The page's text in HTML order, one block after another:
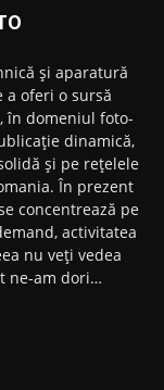
și aparatură
oferi o sursă
în domeniul foto-
dinamică,
și pe rețelele
În prezent
concentrează pe
activitatea
nu veți vedea
ne-am dori…